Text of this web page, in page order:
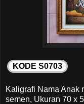
KODE S0703
Kaligrafi Nama Anak
semen, Ukuran 70 x